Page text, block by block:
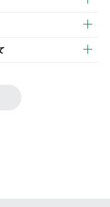
品を発送いたします。
以降のご注文は週明け
ご負担とさせていただ
商品を再注文してくだ
ージ内 購入履歴画面に